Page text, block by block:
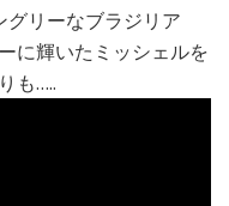
リーなブラジリア
に輝いたミッシェルを
も…..